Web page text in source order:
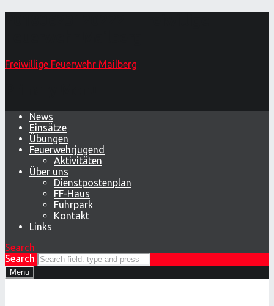
Freiwillige Feuerwehr Mailberg
News
Einsätze
Übungen
Feuerwehrjugend
Aktivitäten
Über uns
Dienstpostenplan
FF-Haus
Fuhrpark
Kontakt
Links
Search
Search
Menu